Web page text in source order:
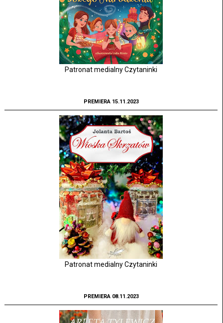
Patronat medialny Czytaninki
PREMIERA 15.11.2023
Patronat medialny Czytaninki
PREMIERA 08.11.2023